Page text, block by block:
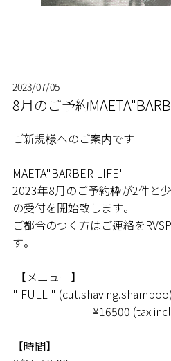
STYLE
BLOG
2023/07/05
8月のご予約
ご新規様へのご案内です
MAETA"BARBER LIFE"
2023年8月のご予約枠が2件と
の受付を開始致します。
ご都合のつく方はご連絡を
す。
【メニュー】
" FULL "
¥16500 (tax
【時間】